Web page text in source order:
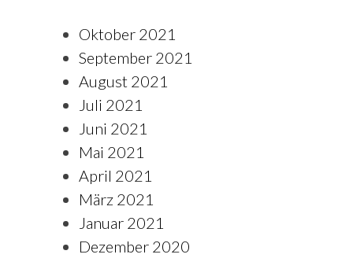
Oktober 2021
September 2021
August 2021
Juli 2021
Juni 2021
Mai 2021
April 2021
März 2021
Januar 2021
Dezember 2020